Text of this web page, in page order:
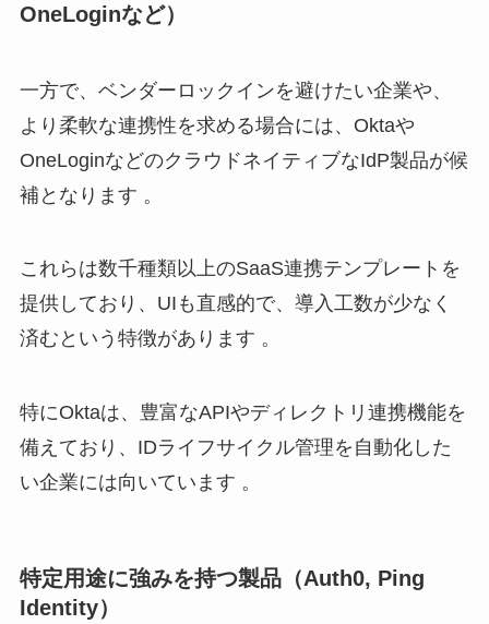
OneLoginなど）
一方で、ベンダーロックインを避けたい企業や、
より柔軟な連携性を求める場合には、Oktaや
OneLoginなどのクラウドネイティブなIdP製品が候
補となります 。
これらは数千種類以上のSaaS連携テンプレートを
提供しており、UIも直感的で、導入工数が少なく
済むという特徴があります 。
特にOktaは、豊富なAPIやディレクトリ連携機能を
備えており、IDライフサイクル管理を自動化した
い企業には向いています 。
特定用途に強みを持つ製品（Auth0, Ping
Identity）